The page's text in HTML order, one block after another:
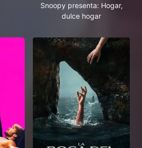
Snoopy presenta: Hogar,
dulce hogar